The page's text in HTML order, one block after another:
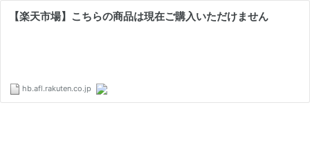
【楽天市場】こちらの商品は現在ご購入いただけません
hb.afl.rakuten.co.jp